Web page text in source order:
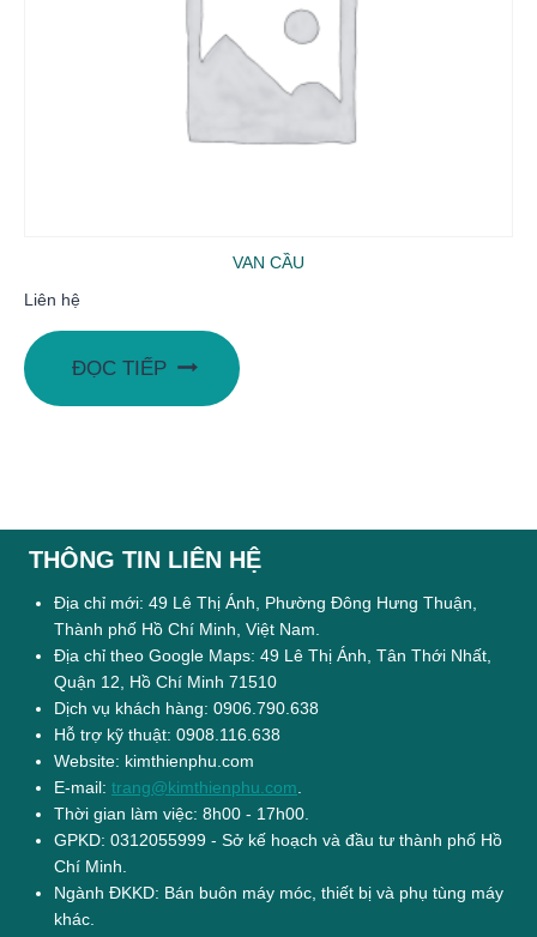
VAN CẦU
Liên hệ
ĐỌC TIẾP
THÔNG TIN LIÊN HỆ
Địa chỉ mới: 49 Lê Thị Ánh, Phường Đông Hưng Thuận,
Thành phố Hồ Chí Minh, Việt Nam.
Địa chỉ theo Google Maps: 49 Lê Thị Ánh, Tân Thới Nhất,
Quận 12, Hồ Chí Minh 71510
Dịch vụ khách hàng: 0906.790.638
Hỗ trợ kỹ thuật: 0908.116.638
Website: kimthienphu.com
E-mail: trang@kimthienphu.com
Thời gian làm việc: 8h00 - 17h00.
GPKD: 0312055999 - Sở kế hoạch và đầu tư thành phố Hồ
Chí Minh.
Ngành ĐKKD: Bán buôn máy móc, thiết bị và phụ tùng máy
khác.